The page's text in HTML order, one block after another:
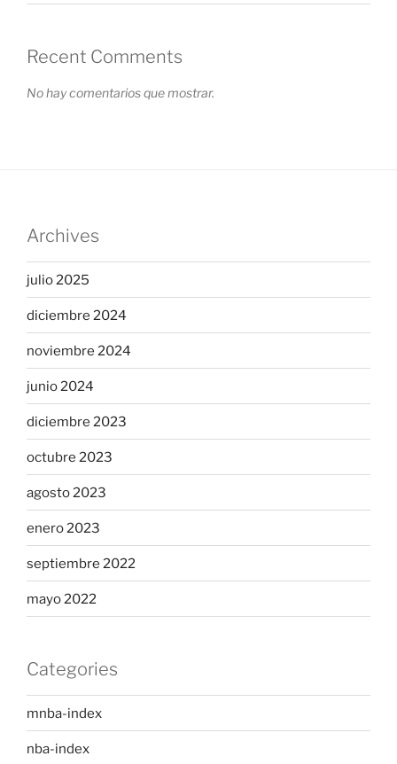
Recent Comments
No hay comentarios que mostrar.
Archives
julio 2025
diciembre 2024
noviembre 2024
junio 2024
diciembre 2023
octubre 2023
agosto 2023
enero 2023
septiembre 2022
mayo 2022
Categories
mnba-index
nba-index